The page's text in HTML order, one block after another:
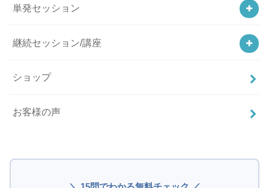
単発セッション
継続セッション/講座
ショップ
お客様の声